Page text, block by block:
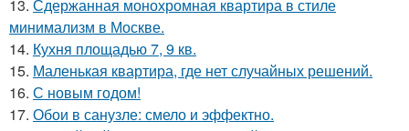
13. Сдержанная монохромная квартира в стиле
минимализм в Москве.
14. Кухня площадью 7, 9 кв.
15. Маленькая квартира, где нет случайных решений.
16. С новым годом!
17. Обои в санузле: смело и эффектно.